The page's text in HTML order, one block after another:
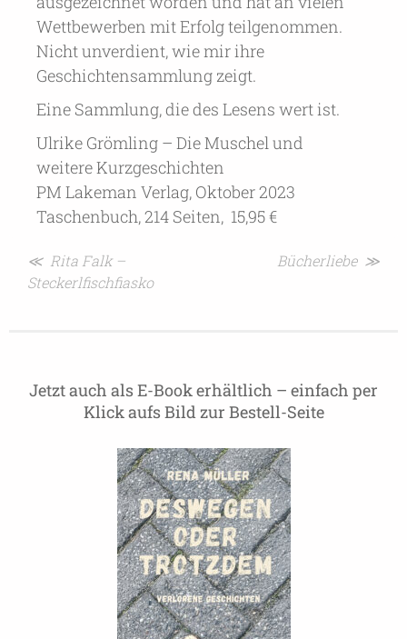
Wettbewerben mit Erfolg teilgenommen.
Nicht unverdient, wie mir ihre
Geschichtensammlung zeigt.
Eine Sammlung, die des Lesens wert ist.
Ulrike Grömling – Die Muschel und
weitere Kurzgeschichten
PM Lakeman Verlag, Oktober 2023
Taschenbuch, 214 Seiten, 15,95 €
Beitragsnavigation
≪ Rita Falk –
Steckerlfischfiasko
Bücherliebe ≫
Jetzt auch als E-Book erhältlich – einfach per
Klick aufs Bild zur Bestell-Seite